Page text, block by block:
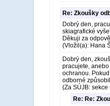
Re: Zkoušky
Dobrý den,
skiagrafické
Děkuji za
(Vložil(a): Hana
Dobrý den,
pracujete,
ochranou.
odborné
(Za SÚJB:
Re: Re: